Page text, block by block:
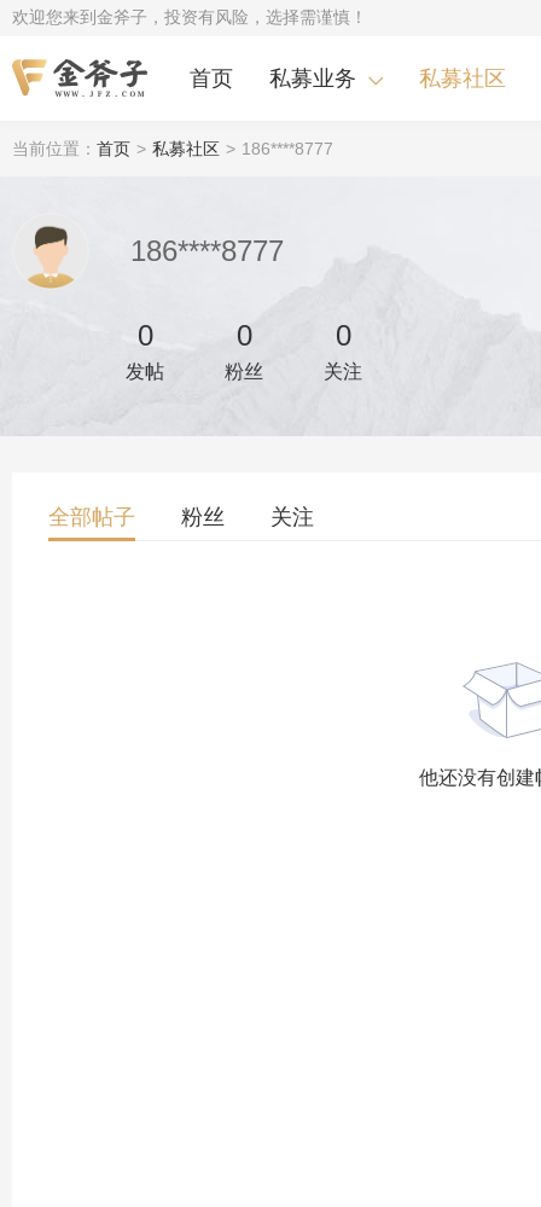
欢迎您来到金斧子，投资有风险，选择需谨慎！
首页 私募业务 私募社区
当前位置： 首页 > 私募社区 > 186****8777
186****8777
0
发帖
0
粉丝
0
关注
全部帖子 粉丝 关注
他还没有创建